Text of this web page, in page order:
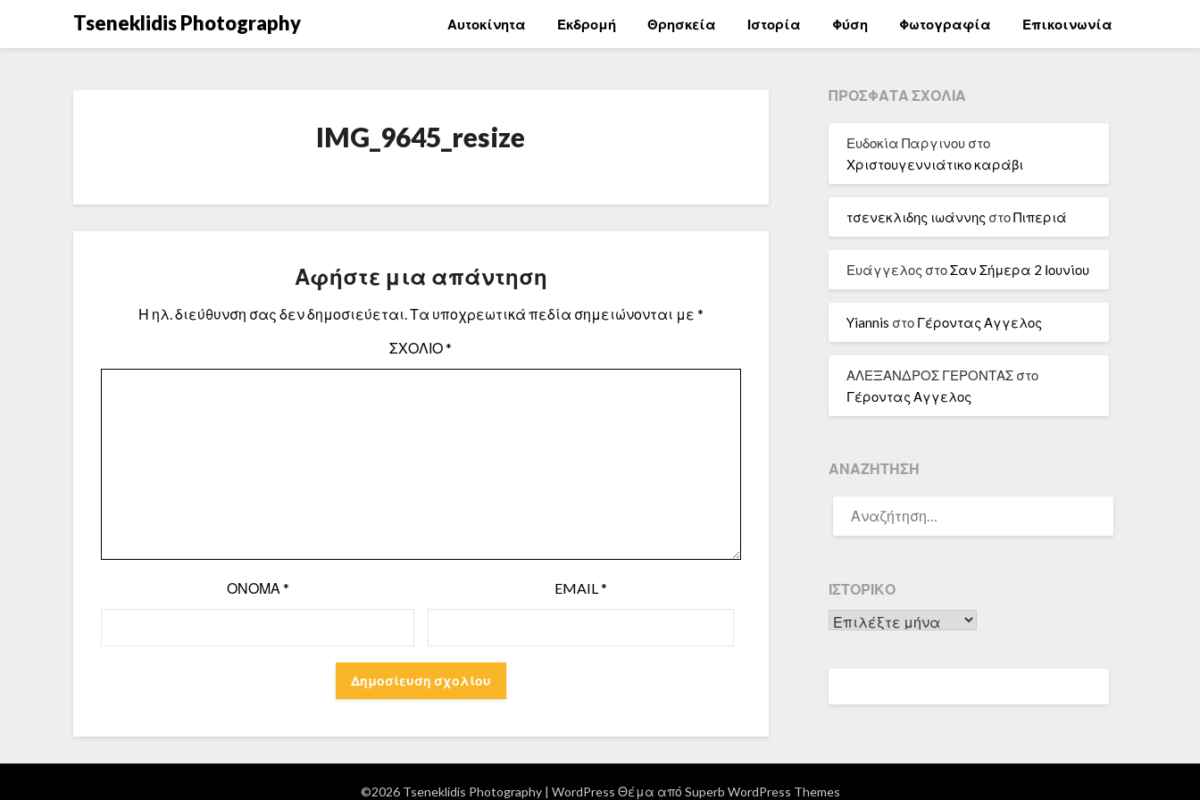
Tseneklidis Photography Αυτοκίνητα Εκδρομή Θρησκεία Ιστορία Φύση Φωτογραφία Επικοινωνία
IMG_9645_resize
Αφήστε μια απάντηση
Η ηλ. διεύθυνση σας δεν δημοσιεύεται.Τα υποχρεωτικά πεδία σημειώνονται με *
ΣΧΌΛΙΟ*
ΌΝΟΜΑ * EMAIL*
ΠΡΌΣΦΑΤΑ ΣΧΌΛΙΑ
Ευδοκία Παργινουστο
Χριστουγεννιάτικο καράβι
τσενεκλιδης ιωάννης στοΠιπεριά
Ευάγγελος στοΣαν Σήμερα 2 Ιουνίου
Yiannis στο Γέροντας Αγγελος
ΑΛΕΞΑΝΔΡΟΣ ΓΕΡΟΝΤΑΣστο
Γέροντας Αγγελος
ΑΝΑΖΉΤΗΣΗ
ΓΙΑ:
ΙΣΤΟΡΙΚΌ
Ιστορικό
©2026 Tseneklidis Photography | WordPress Θέμα από Superb WordPress Themes